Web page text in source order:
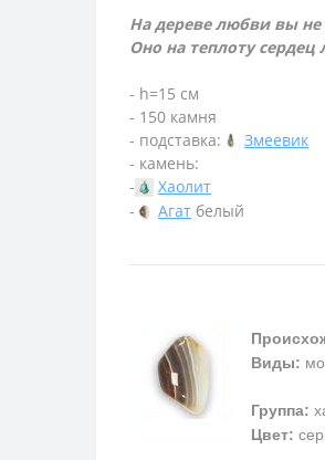
На дереве любви вы не
Оно на теплоту сердец
- h=15 см
- 150 камня
- подставка:
Змеевик
- камень:
-
Хаолит
-
Агат белый
Виды:
Группа:
Цвет: